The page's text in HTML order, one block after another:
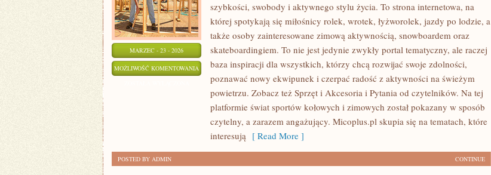
MARZEC - 23 - 2026
MOŻLIWOŚĆ KOMENTOWANIA PYTANIA
CZYTELNIKÓW
szybkości, swobody i aktywnego stylu życia. To strona internetowa, na
której spotykają się miłośnicy rolek, wrotek, łyżworolek, jazdy po lodzie, a
także osoby zainteresowane zimową aktywnością, snowboardem oraz
skateboardingiem. To nie jest jedynie zwykły portal tematyczny, ale raczej
baza inspiracji dla wszystkich, którzy chcą rozwijać swoje zdolności,
poznawać nowy ekwipunek i czerpać radość z aktywności na świeżym
powietrzu. Zobacz też Sprzęt i Akcesoria i Pytania od czytelników. Na tej
platformie świat sportów kołowych i zimowych został pokazany w sposób
czytelny, a zarazem angażujący. Micoplus.pl skupia się na tematach, które
interesują [ Read More ]
CONTINUE
POSTED BY ADMIN